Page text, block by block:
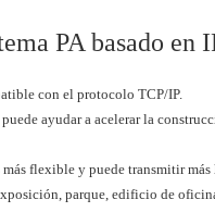
PA basado en
con el protocolo TCP/IP.
ayudar a acelerar la
flexible y puede transmitir más
parque, edificio de